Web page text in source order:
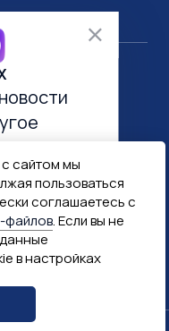
сайтом мы
пользоваться
соглашаетесь с
файлов. Если вы не
в настройках